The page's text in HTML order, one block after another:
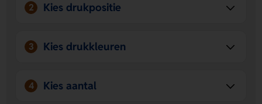
2 Kies drukpositie
3 Kies drukkleuren
4 Kies aantal